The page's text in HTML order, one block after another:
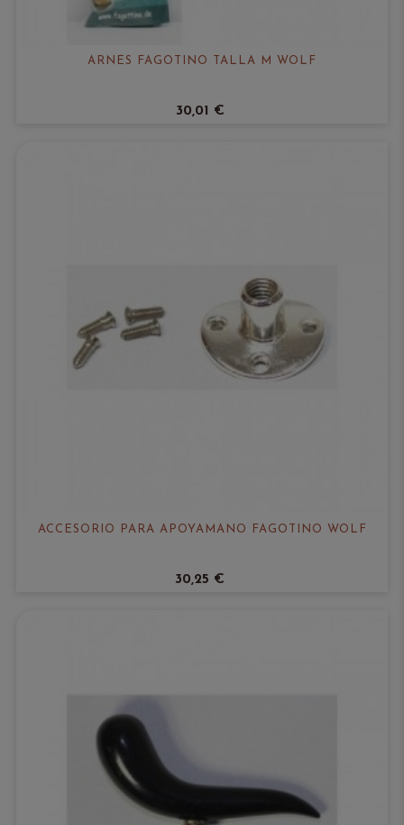
ARNÉS FAGOTINO TALLA M WOLF
30,01 €
ACCESORIO PARA APOYAMANO FAGOTINO WOLF
30,25 €